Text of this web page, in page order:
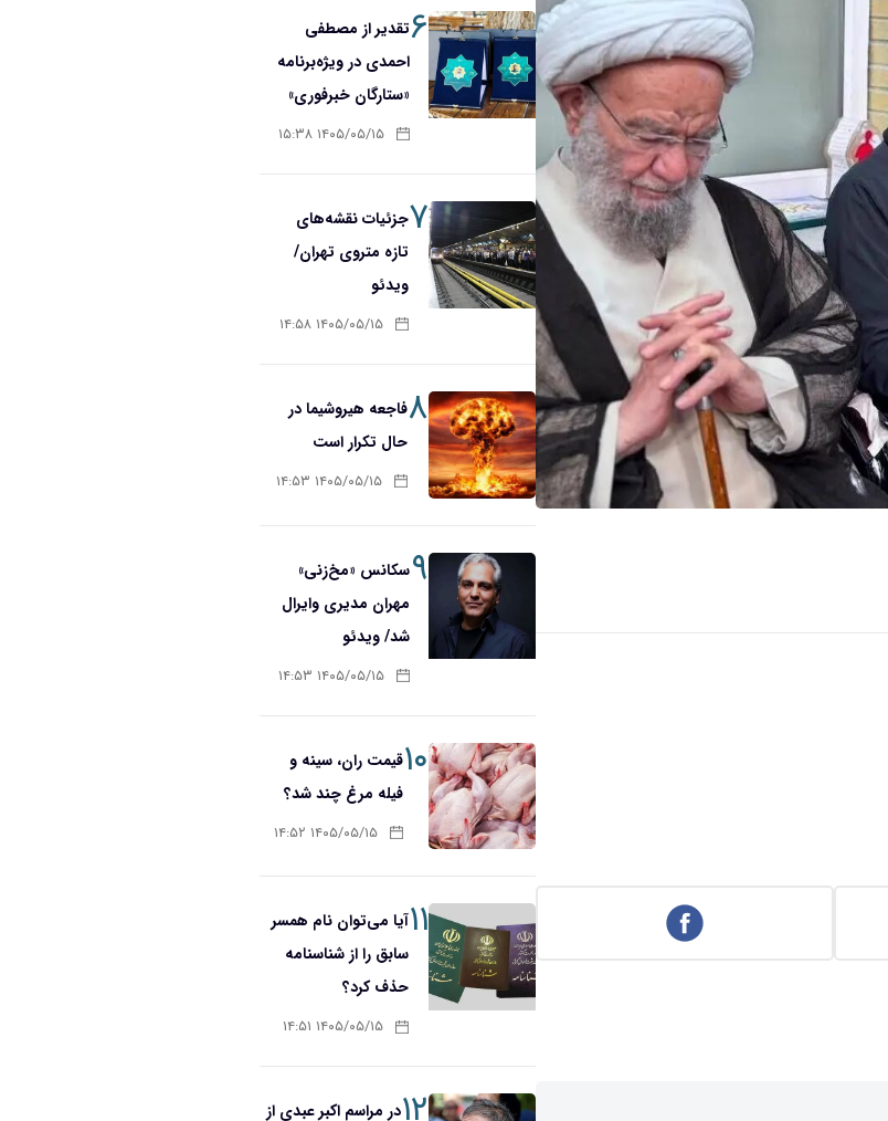
۶تقدیر از مصطفی
احمدی در ویژه‌برنامه
«ستارگان خبرفوری»
۱۴۰۵/۰۵/۱۵ ۱۵:۳۸
۷جزئیات نقشه‌های
تازه متروی تهران/
ویدئو
۱۴۰۵/۰۵/۱۵ ۱۴:۵۸
۸فاجعه هیروشیما در
حال تکرار است
۱۴۰۵/۰۵/۱۵ ۱۴:۵۳
۹سکانس «مخ‌زنی»
مهران مدیری وایرال
شد/ ویدئو
۱۴۰۵/۰۵/۱۵ ۱۴:۵۳
۱۰قیمت ران، سینه و
فیله مرغ چند شد؟
۱۴۰۵/۰۵/۱۵ ۱۴:۵۲
۱۱آیا می‌توان نام همسر
سابق را از شناسنامه
حذف کرد؟
۱۴۰۵/۰۵/۱۵ ۱۴:۵۱
در مراسم اکبر عبدی از